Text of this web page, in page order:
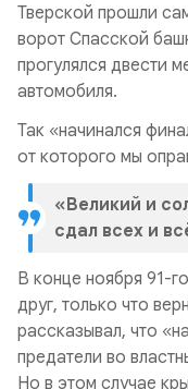
Тверской прошли
ворот Спасской
прогулялся двести
автомобиля.
Так «начинался
от которого мы
«Великий и
сдал всех и
В конце ноября 91-
друг, только что
рассказывал, что
предатели во
Но в этом случае